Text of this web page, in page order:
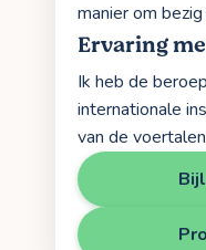
manier om
Ervaring
Ik heb de
internationale
van de